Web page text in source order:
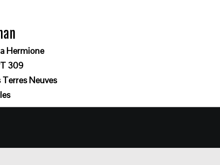
Hermione
309
Terres Neuves